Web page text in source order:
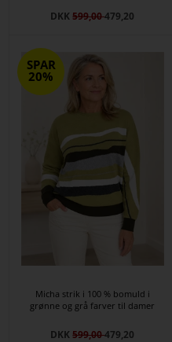
DKK599,00479,20
SPAR
20%
Micha strik i 100 % bomuld i
grønne og grå farver til damer
DKK599,00479,20